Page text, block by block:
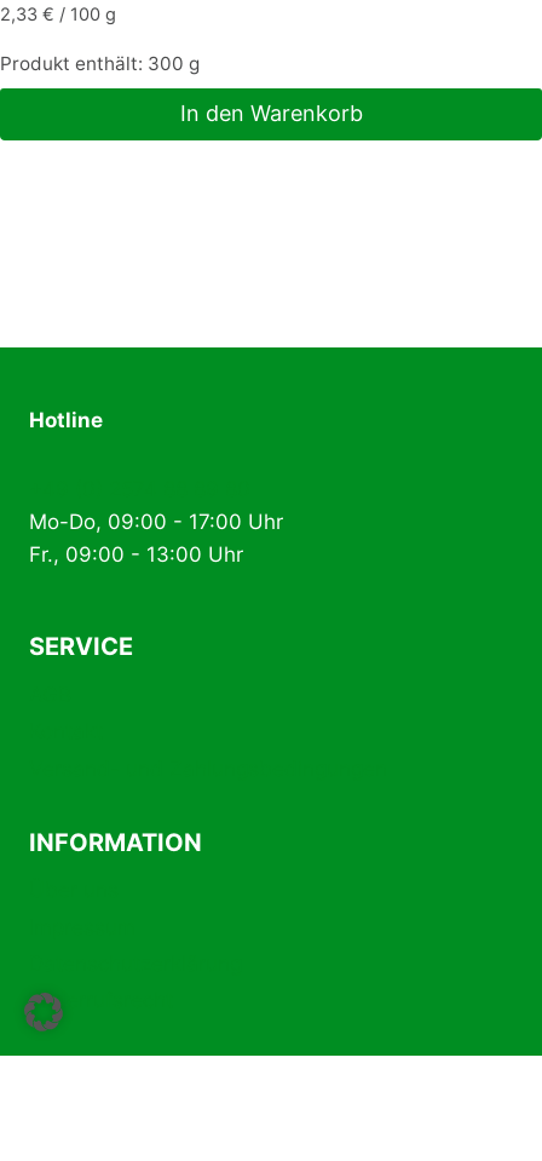
2,33 € / 100 g
Produkt enthält: 300 g
In den Warenkorb
Hotline
Mo-Do, 09:00 - 17:00 Uhr
Fr., 09:00 - 13:00 Uhr
SERVICE
INFORMATION
Widerrufsrecht